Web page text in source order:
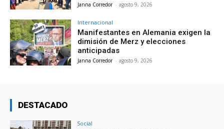
Janna Corredor - agosto 9, 2026
Internacional
Manifestantes en Alemania exigen la
dimisión de Merz y elecciones
anticipadas
Janna Corredor - agosto 9, 2026
DESTACADO
Social